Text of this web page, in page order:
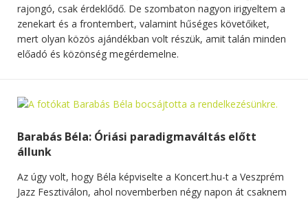
rajongó, csak érdeklődő. De szombaton nagyon irigyeltem a
zenekart és a frontembert, valamint hűséges követőiket,
mert olyan közös ajándékban volt részük, amit talán minden
előadó és közönség megérdemelne.
Barabás Béla: Óriási paradigmaváltás előtt
állunk
Az úgy volt, hogy Béla képviselte a Koncert.hu-t a Veszprém
Jazz Fesztiválon, ahol novemberben négy napon át csaknem